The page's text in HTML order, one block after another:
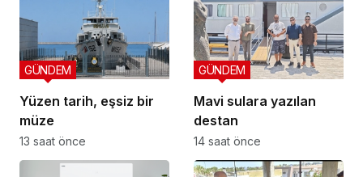
Yüzen tarih, eşsiz bir
müze
GÜNDEM
13 saat önce
Mavi sulara yazılan
destan
GÜNDEM
14 saat önce